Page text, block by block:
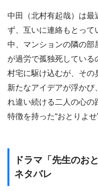
中田（北村有起哉）は最
ず、互いに連絡もとって
中、マンションの隣の
が過労で孤独死している
村宅に駆け込むが、その
新たなアイデアが浮かび
れ違い続ける二人の心の
特徴を持った“おとりよせ
ドラマ「先生のお
ネタバレ